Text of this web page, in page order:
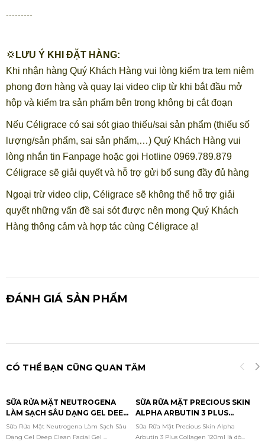
---------
💢 LƯU Ý KHI ĐẶT HÀNG:
Khi nhận hàng Quý Khách Hàng vui lòng kiểm tra tem niêm
phong đơn hàng và quay lại video clip từ khi bắt đầu mở
hộp và kiểm tra sản phẩm bên trong không bị cắt đoạn
Nếu Céligrace có sai sót giao thiếu/sai sản phẩm (thiếu số
lượng/sản phẩm, sai sản phẩm,…) Quý Khách Hàng vui
lòng nhắn tin Fanpage hoặc gọi Hotline 0969.789.879
Céligrace sẽ giải quyết và hỗ trợ gửi bổ sung đầy đủ hàng
Ngoại trừ video clip, Céligrace sẽ không thể hỗ trợ giải
quyết những vấn đề sai sót được nên mong Quý Khách
Hàng thông cảm và hợp tác cùng Céligrace ạ!
ĐÁNH GIÁ SẢN PHẨM
CÓ THỂ BẠN CŨNG QUAN TÂM
SỮA RỬA MẶT NEUTROGENA
LÀM SẠCH SÂU DẠNG GEL DEEP
CLEAN FACIAL GEL CLEANSER
150ML
Sữa Rửa Mặt Neutrogena Làm Sạch Sâu
Dạng Gel Deep Clean Facial Gel ...
SỮA RỮA MẶT PRECIOUS SKIN
ALPHA ARBUTIN 3 PLUS
COLLAGEN 120ML
Sữa Rữa Mặt Precious Skin Alpha
Arbutin 3 Plus Collagen 120ml là dò...